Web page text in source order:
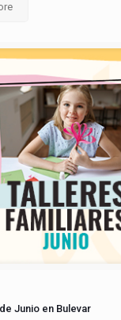
Junio en Bulevar